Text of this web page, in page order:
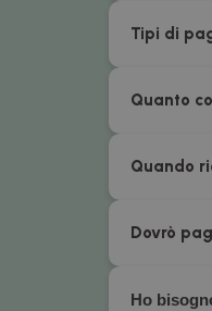
Tipi di
Quanto
Quando
Dovrò
Ho